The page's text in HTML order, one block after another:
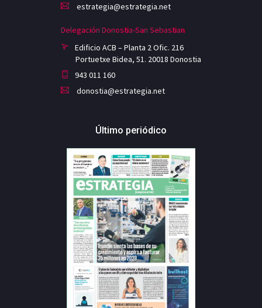
estrategia@estrategia.net
Delegación Donostia-San Sebastian
Edificio ACB – Planta 2 Ofic. 216
Portuetxe Bidea, 51. 20018 Donostia
943 011 160
donostia@estrategia.net
Último periódico